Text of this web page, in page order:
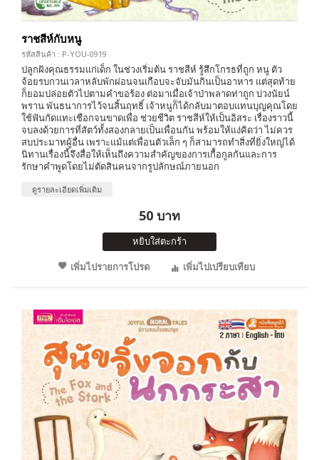
ราชสีห์กับหนู
รหัสสินค้า : P-YOU-0919
ปลูกฝังคุณธรรมแก่เด็ก ในช่วงเริ่มต้น ราชสีห์ รู้สึกโกรธที่ถูก หนู ตัว
จ้อยรบกวนเวลาหลับพักผ่อนจนเกือบจะจับมันกินเป็นอาหาร แต่สุดท้าย
ก็ยอมปล่อยตัวไปตามคำขอร้อง ต่อมาเมื่อเจ้าป่าพลาดท่าถูก บ่วงนัยน์
พราน พันธนาการไว้จนสิ้นฤทธิ์ เจ้าหนูก็ได้กลับมาตอบแทนบุญคุณโดย
ใช้ฟันกัดแทะเชือกจนขาดเพื่อ ช่วยชีวิต ราชสีห์ให้เป็นอิสระ เรื่องราวนี้
จบลงด้วยการที่สัตว์ทั้งสองกลายเป็นเพื่อนกัน พร้อมให้แง่คิดว่า ไม่ควร
สบประมาทผู้อื่น เพราะแม้แต่เพื่อนตัวเล็ก ๆ ก็สามารถทำสิ่งที่ยิ่งใหญ่ได้
นิทานเรื่องนี้จึงสื่อให้เห็นถึงความสำคัญของการเกื้อกูลกันและการ
รักษาคำพูดโดยไม่ตัดสินคนจากรูปลักษณ์ภายนอก
ดูรายละเอียดเพิ่มเติม
50 บาท
หยิบใส่ตะกร้า
เพิ่มไปรายการโปรด
เพิ่มไปเปรียบเทียบ